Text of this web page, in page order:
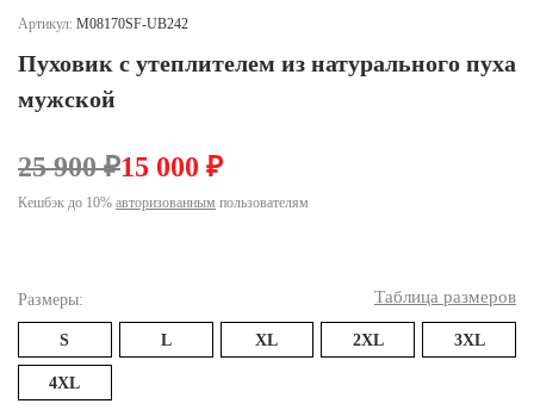
Ярославская область (1)
Артикул: M08170SF-UB242
Пуховик с утеплителем из натурального пуха
мужской
25 900 ₽15 000 ₽
Кешбэк до 10% авторизованным пользователям
Размеры: Таблица размеров
S L XL 2XL 3XL
4XL